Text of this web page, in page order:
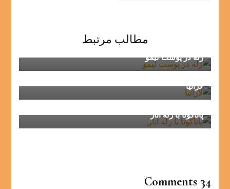
مطالب مرتبط
ژله در پوست لیمو
لازانیا
پاناکوتا با ژله انار
34 Comments